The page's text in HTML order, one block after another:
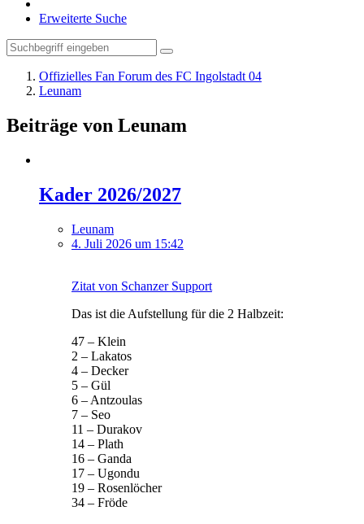
Erweiterte Suche
Offizielles Fan Forum des FC Ingolstadt 04
Leunam
Beiträge von Leunam
Kader 2026/2027
Leunam
4. Juli 2026 um 15:42
Zitat von Schanzer Support
Das ist die Aufstellung für die 2 Halbzeit:
47 – Klein
2 – Lakatos
4 – Decker
5 – Gül
6 – Antzoulas
7 – Seo
11 – Durakov
14 – Plath
16 – Ganda
17 – Ugondu
19 – Rosenlöcher
34 – Fröde